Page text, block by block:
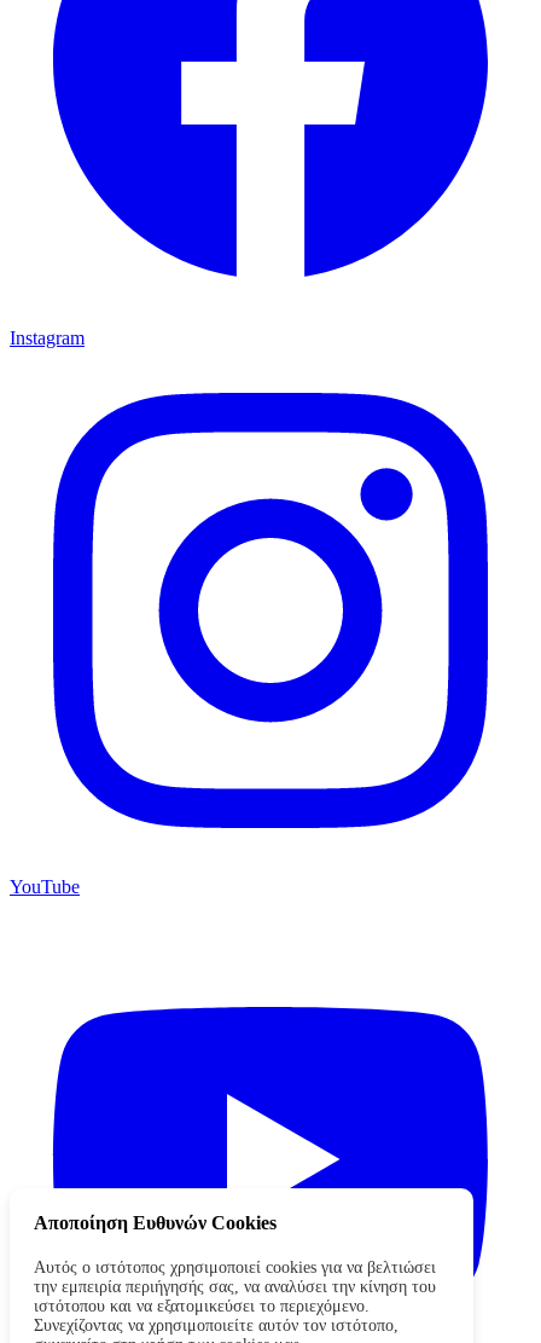
Instagram
YouTube
Αποποίηση Ευθυνών Cookies
Αυτός ο ιστότοπος χρησιμοποιεί cookies για να βελτιώσει
την εμπειρία περιήγησής σας, να αναλύσει την κίνηση του
ιστότοπου και να εξατομικεύσει το περιεχόμενο.
Συνεχίζοντας να χρησιμοποιείτε αυτόν τον ιστότοπο,